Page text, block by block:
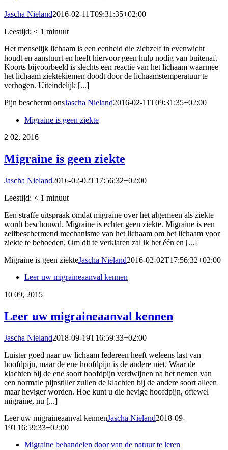
Jascha Nieland2016-02-11T09:31:35+02:00
Leestijd: < 1 minuut
Het menselijk lichaam is een eenheid die zichzelf in evenwicht
houdt en aanstuurt en heeft hiervoor geen hulp nodig van buitenaf.
Koorts bijvoorbeeld is slechts een reactie van het lichaam waarmee
het lichaam ziektekiemen doodt door de lichaamstemperatuur te
verhogen. Uiteindelijk [...]
Pijn beschermt onsJascha Nieland2016-02-11T09:31:35+02:00
Migraine is geen ziekte
2 02, 2016
Migraine is geen ziekte
Jascha Nieland2016-02-02T17:56:32+02:00
Leestijd: < 1 minuut
Een straffe uitspraak omdat migraine over het algemeen als ziekte
wordt beschouwd. Migraine is echter geen ziekte. Migraine is een
zelfbeschermend mechanisme van het lichaam om het lichaam voor
ziekte te behoeden. Om dit te verklaren zal ik het één en [...]
Migraine is geen ziekteJascha Nieland2016-02-02T17:56:32+02:00
Leer uw migraineaanval kennen
10 09, 2015
Leer uw migraineaanval kennen
Jascha Nieland2018-09-19T16:59:33+02:00
Luister goed naar uw lichaam Iedereen heeft weleens last van
hoofdpijn, maar de ene hoofdpijn is de andere niet. Waar de
klachten bij de ene soort hoofdpijn verdwijnen na het nemen van
een normale pijnstiller zullen de klachten bij de andere soort alleen
maar heviger worden. Hoe kunt u die hevige hoofdpijn, oftewel
migraine, nu [...]
Leer uw migraineaanval kennenJascha Nieland2018-09-
19T16:59:33+02:00
Migraine behandelen door van de natuur te leren